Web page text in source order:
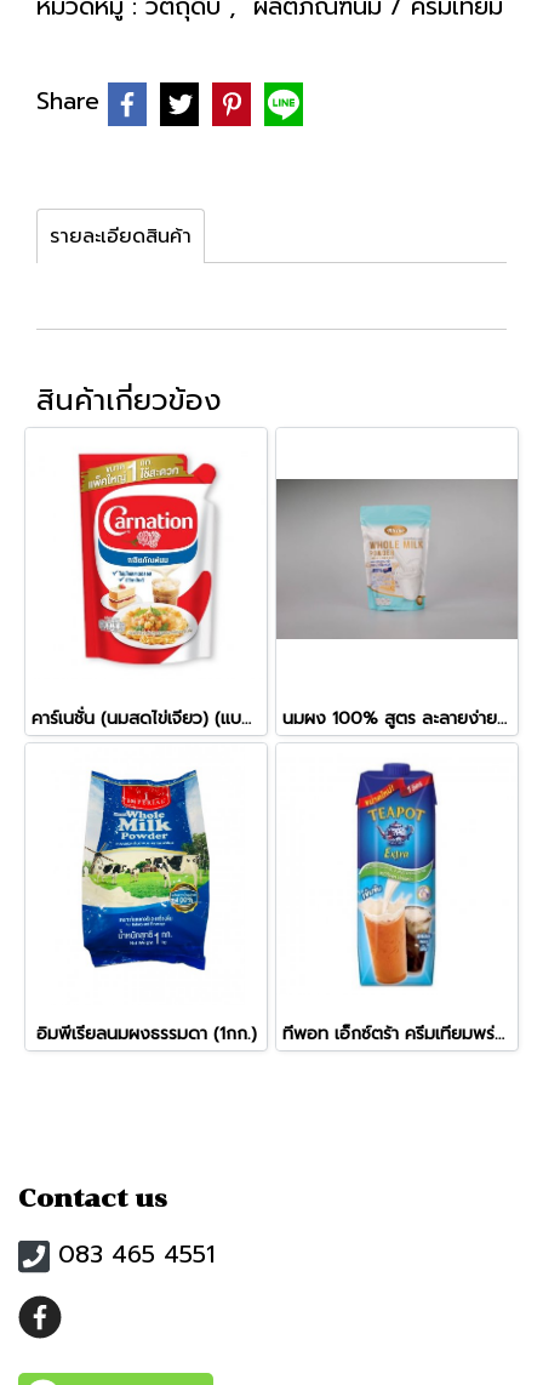
Share
รายละเอียดสินค้า
สินค้าเกี่ยวข้อง
คาร์เนชั่น (นมสดไข่เจียว) (แบบถุง 1กก.) นมผง 100% สูตร ละลายง่าย (นิวซีแลนด์) (ตราริชชี่) (1kg)
อิมพีเรียลนมผงธรรมดา (1กก.) ทีพอท เอ็กซ์ตร้า ครีมเทียมพร่องไขมัน
Contact us
083 465 4551